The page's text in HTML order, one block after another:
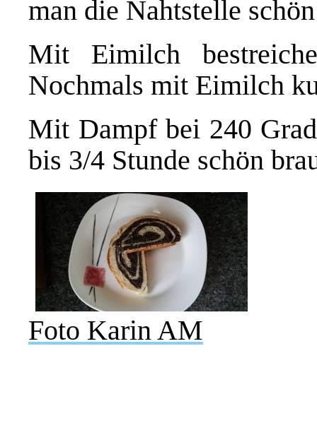
man die Nahtstelle
Mit Eimilch
Nochmals mit Eimilch
Mit Dampf bei 240
bis 3/4 Stunde schön
Foto Karin AM